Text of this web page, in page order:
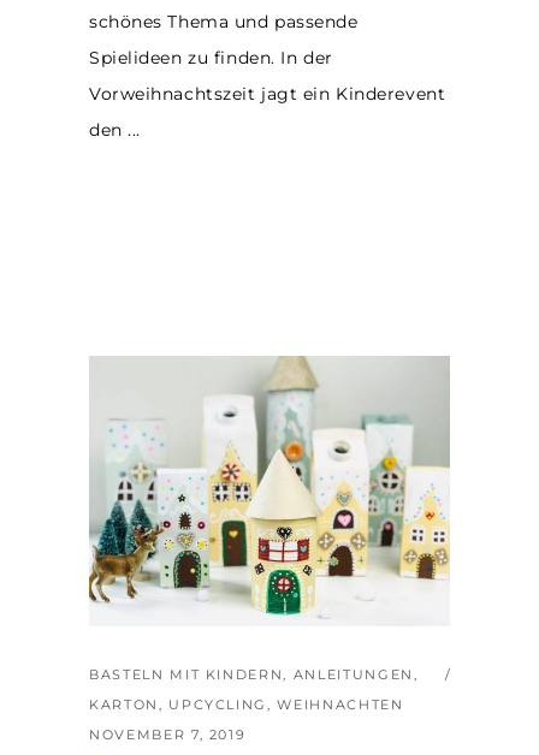
schönes Thema und passende
Spielideen zu finden. In der
Vorweihnachtszeit jagt ein Kinderevent
den
BASTELN MIT KINDERN, ANLEITUNGEN ,
KARTON , UPCYCLING,WEIHNACHTEN
NOVEMBER 7, 2019